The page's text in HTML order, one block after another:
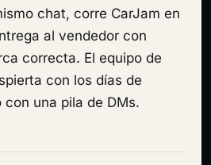
chat, corre CarJam en
al vendedor con
correcta. El equipo de
con los días de
una pila de DMs.